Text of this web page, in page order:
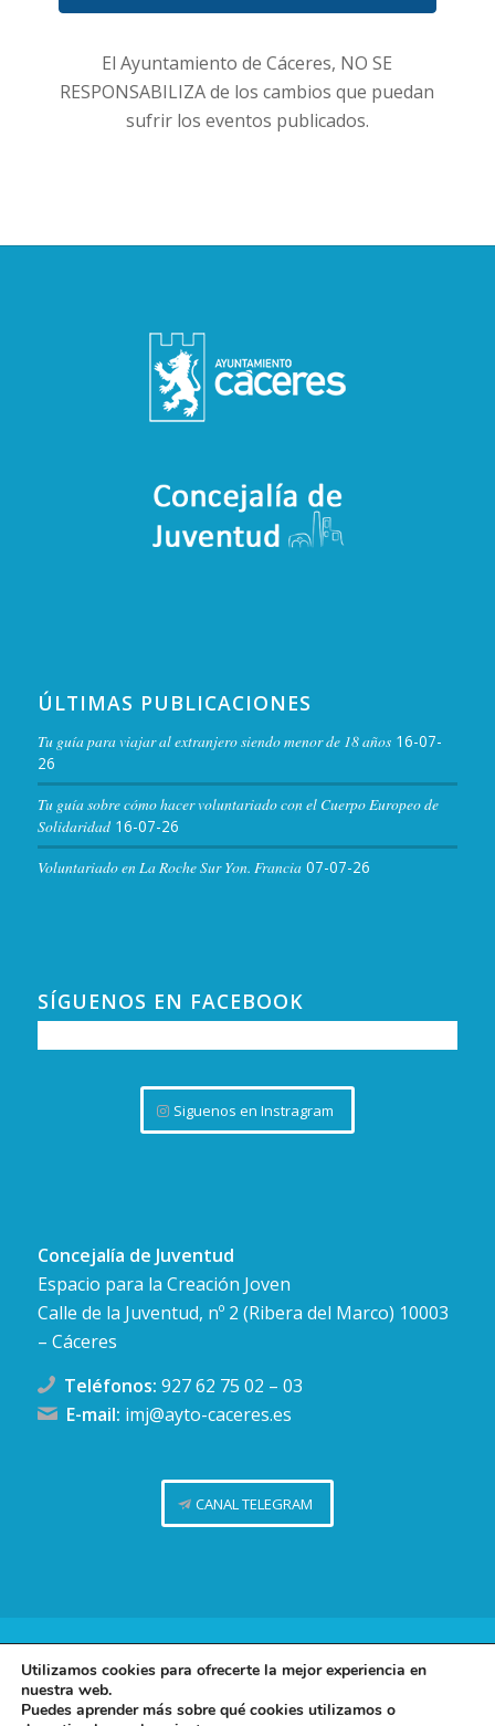
El Ayuntamiento de Cáceres, NO SE
RESPONSABILIZA de los cambios que puedan
sufrir los eventos publicados.
ÚLTIMAS PUBLICACIONES
Tu guía para viajar al extranjero siendo menor de 18 años 16-07-
26
Tu guía sobre cómo hacer voluntariado con el Cuerpo Europeo de
Solidaridad 16-07-26
Voluntariado en La Roche Sur Yon. Francia 07-07-26
SÍGUENOS EN FACEBOOK
Siguenos en Instragram
Concejalía de Juventud
Espacio para la Creación Joven
Calle de la Juventud, nº 2 (Ribera del Marco) 10003
– Cáceres
Teléfonos: 927 62 75 02 – 03
E-mail: imj@ayto-caceres.es
CANAL TELEGRAM
Concejalía de Juventud (Ayuntamiento de Cáceres)
Facebook
TwitterTelegram
Política de privacidad
Utilizamos cookies para ofrecerte la mejor experiencia en
nuestra web.
Puedes aprender más sobre qué cookies utilizamos o